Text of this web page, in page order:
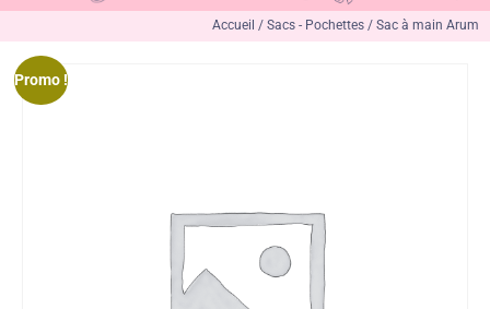
Accueil / Sacs - Pochettes / Sac à main Arum
Promo !